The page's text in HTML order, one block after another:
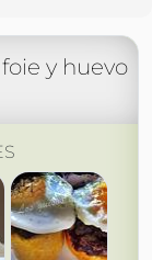
y huevo